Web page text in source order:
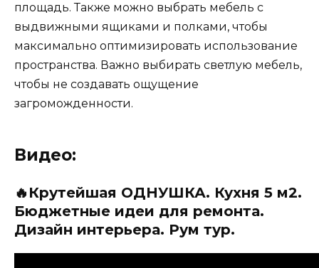
площадь. Также можно выбрать мебель с
выдвижными ящиками и полками, чтобы
максимально оптимизировать использование
пространства. Важно выбирать светлую мебель,
чтобы не создавать ощущение
загроможденности.
Видео:
🔥Крутейшая ОДНУШКА. Кухня 5 м2.
Бюджетные идеи для ремонта.
Дизайн интерьера. Рум тур.